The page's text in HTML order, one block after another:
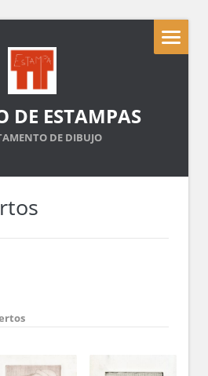
DE ESTAMPAS
DE DIBUJO